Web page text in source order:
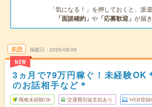
「気になる！」を押しておくと、派
「面談確約」 や 「応募歓迎」 が届
未読
NEW
掲載日 2026/08/08
3ヵ月で79万円稼ぐ！未経験OK
のお話相手など＊
職種未経験OK 交通費別途支給あり WEB登録